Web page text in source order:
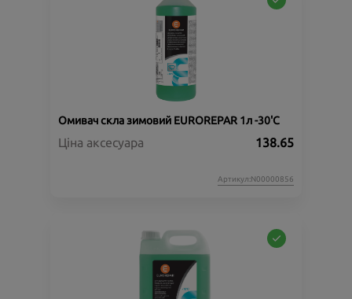
Омивач скла зимовий EUROREPAR 1л -30'C
Ціна аксесуара 138.65
Артикул:N00000856